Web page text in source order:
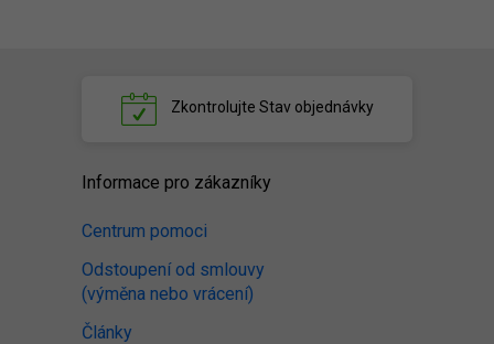
Zkontrolujte Stav objednávky
Informace pro zákazníky
Centrum pomoci
Odstoupení od smlouvy
(výměna nebo vrácení)
Články